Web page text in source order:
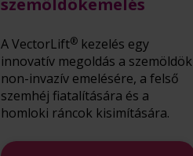
A VectorLift® kezelés egy
innovatív megoldás a szemöldök
non-invazív emelésére, a felső
szemhéj fiatalítására és a
homloki ráncok kisimítására.